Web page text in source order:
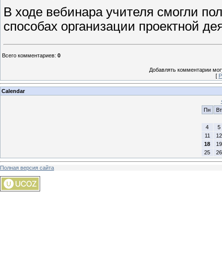
В ходе вебинара учителя смогли
способах организации проектной
Всего комментариев: 0
Добавлять комментарии
[
Calendar
Пн
Вт
4
5
11
12
18
19
25
26
Полная версия сайта